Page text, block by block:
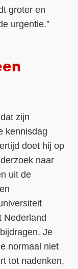
groter en
urgentie.”
zijn
kennisdag
doet hij op
naar
uit de
Nederland
Je
normaal niet
tot nadenken,